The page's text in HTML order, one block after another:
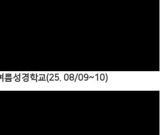
름성경학교(25. 08/09~10)